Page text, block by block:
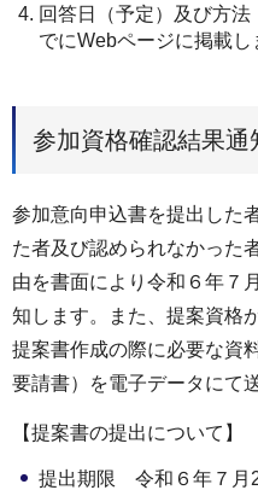
回答日（予定）及び方
でにWebページに掲載し
参加資格確認結果通
参加意向申込書を提出した
た者及び認められなかった
由を書面により令和６年７
知します。また、提案資格
提案書作成の際に必要な資
要請書）を電子データにて
【提案書の提出について】
提出期限 令和６年７月